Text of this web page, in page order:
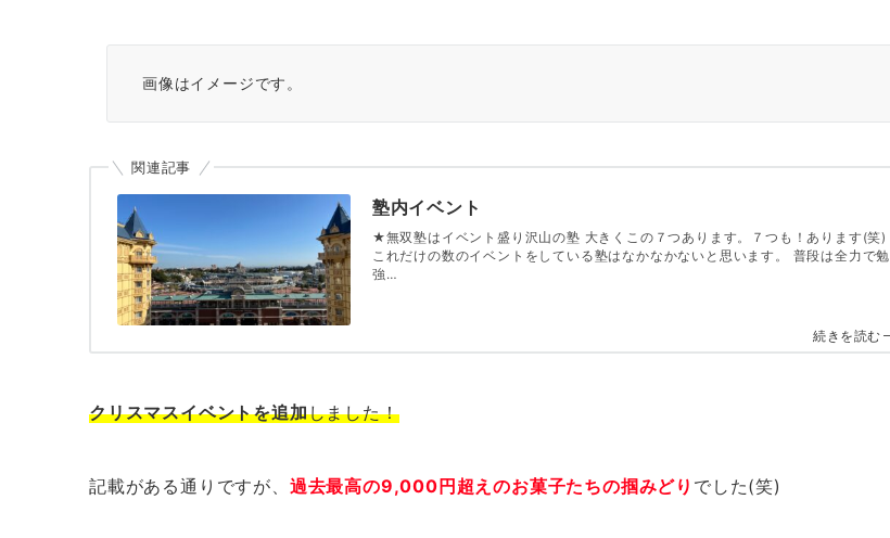
画像はイメージです。
関連記事
塾内イベント
★無双塾はイベント盛り沢山の塾 大きくこの７つあります。７つも！あります(笑)
これだけの数のイベントをしている塾はなかなかないと思います。 普段は全力で勉
強…
続きを読む
クリスマスイベントを追加しました！
記載がある通りですが、 過去最高の9,000円超えのお菓子たちの掴みどり でした(笑)